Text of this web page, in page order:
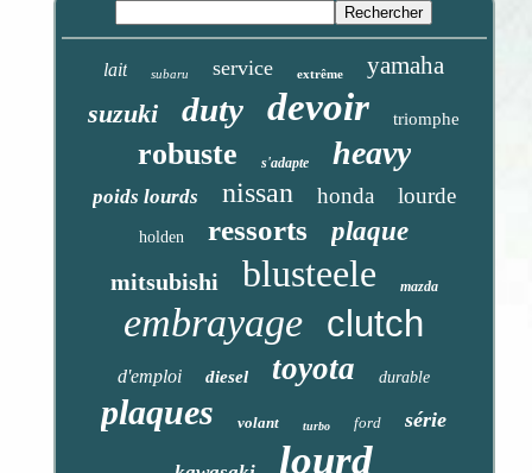
lait subaru service extrême yamaha
suzuki duty devoir triomphe
robuste s'adapte heavy
poids lourds nissan honda lourde
holden ressorts plaque
mitsubishi blusteele mazda
embrayage clutch
d'emploi diesel toyota durable
plaques volant turbo ford série
lourd